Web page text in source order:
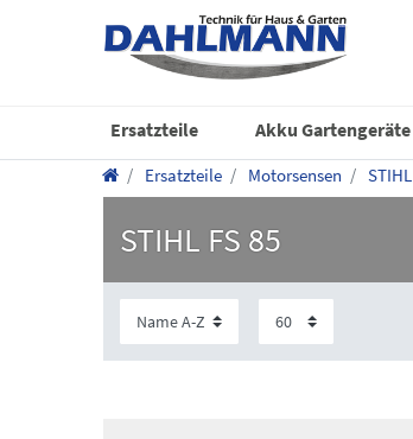
Ersatzteile Akku Gartengeräte
Ersatzteile Motorsensen STIHL
STIHL FS 85